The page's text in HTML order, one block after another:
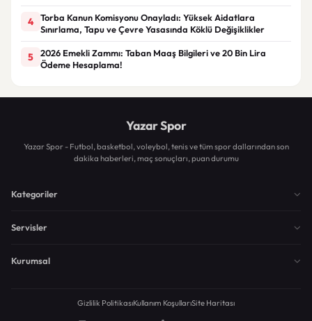
4
Torba Kanun Komisyonu Onayladı: Yüksek Aidatlara
Sınırlama, Tapu ve Çevre Yasasında Köklü Değişiklikler
5
2026 Emekli Zammı: Taban Maaş Bilgileri ve 20 Bin Lira
Ödeme Hesaplama!
Yazar Spor
Yazar Spor - Futbol, basketbol, voleybol, tenis ve tüm spor dallarından son
dakika haberleri, maç sonuçları, puan durumu
Kategoriler
Servisler
Kurumsal
Gizlilik PolitikasıKullanım KoşullarıSite Haritası